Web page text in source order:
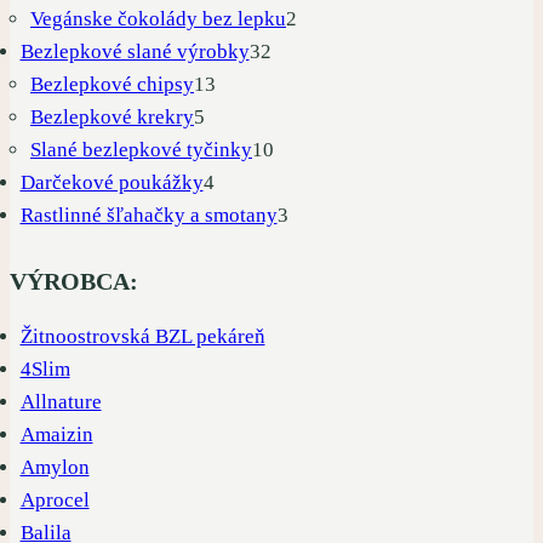
produkty
Vegánske čokolády bez lepku2
Bezlepkové slané výrobky3232
Bezlepkové chipsy13
Bezlepkové krekry5
produktov
Slané bezlepkové tyčinky10
Darčekové poukážky44
produkty
Rastlinné šľahačky a smotany33
VÝROBCA:
Žitnoostrovská BZL pekáreň
4Slim
Allnature
Amaizin
Amylon
Aprocel
Balila